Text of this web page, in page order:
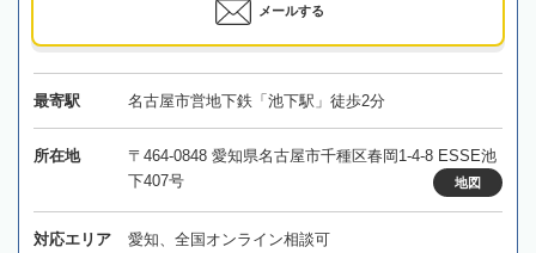
メールする
最寄駅 名古屋市営地下鉄「池下駅」徒歩2分
所在地
〒464-0848 愛知県名古屋市千種区春岡1-4-8 ESSE池
下407号
地図
対応エリア 愛知、全国オンライン相談可